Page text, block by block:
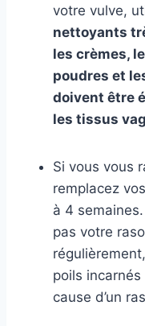
votre vulve,
nettoyants
les crèmes,
poudres et
doivent être
les tissus
Si vous vous
remplacez
à 4
pas votre
poils
cause d’un